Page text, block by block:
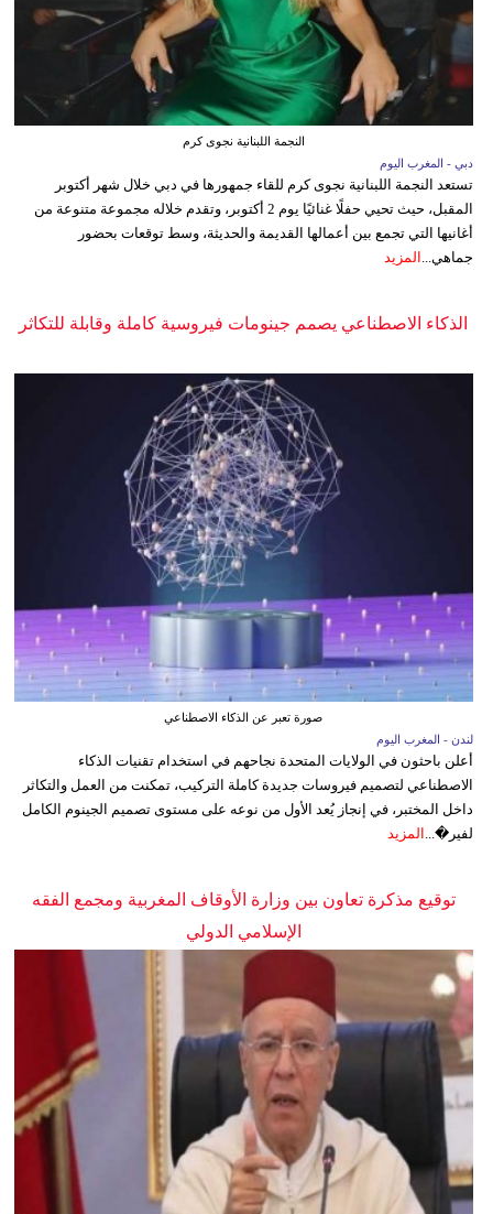
النجمة اللبنانية نجوى كرم
دبي - المغرب اليوم
تستعد النجمة اللبنانية نجوى كرم للقاء جمهورها في دبي خلال شهر أكتوبر
المقبل، حيث تحيي حفلًا غنائيًا يوم 2 أكتوبر، وتقدم خلاله مجموعة متنوعة من
أغانيها التي تجمع بين أعمالها القديمة والحديثة، وسط توقعات بحضور
جماهي... المزيد
الذكاء الاصطناعي يصمم جينومات فيروسية كاملة وقابلة للتكاثر
صورة تعبر عن الذكاء الاصطناعي
لندن - المغرب اليوم
أعلن باحثون في الولايات المتحدة نجاحهم في استخدام تقنيات الذكاء
الاصطناعي لتصميم فيروسات جديدة كاملة التركيب، تمكنت من العمل والتكاثر
داخل المختبر، في إنجاز يُعد الأول من نوعه على مستوى تصميم الجينوم الكامل
لفير�...
المزيد
توقيع مذكرة تعاون بين وزارة الأوقاف المغربية ومجمع الفقه
الإسلامي الدولي